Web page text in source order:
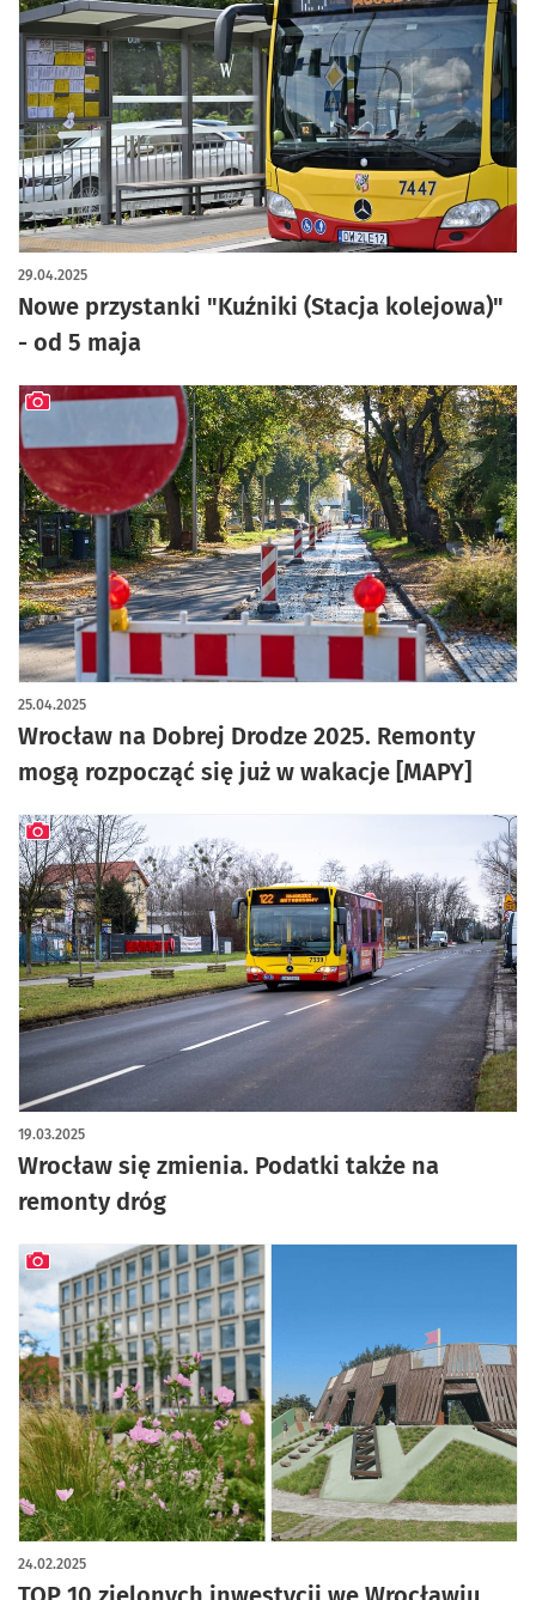
Nowe przystanki "Kuźniki (Stacja kolejowa)"
- od 5 maja
29.04.2025
Wrocław na Dobrej Drodze 2025. Remonty
mogą rozpocząć się już w wakacje [MAPY]
25.04.2025
artykuł z galerią zdjęć
Wrocław się zmienia. Podatki także na
remonty dróg
19.03.2025
artykuł z galerią zdjęć
24.02.2025
artykuł z galerią zdjęć